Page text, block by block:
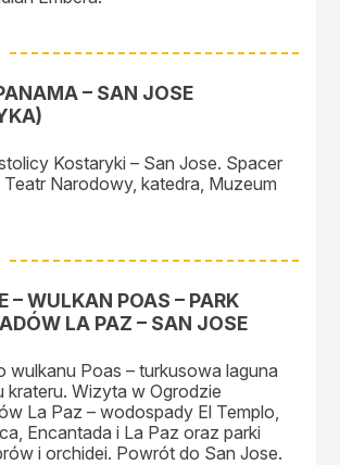
– SAN JOSE
Kostaryki – San Jose. Spacer
Teatr Narodowy, katedra, Muzeum
– WULKAN POAS – PARK
LA PAZ – SAN JOSE
wulkanu Poas – turkusowa laguna
krateru. Wizyta w Ogrodzie
La Paz – wodospady El Templo,
Encantada i La Paz oraz parki
i orchidei. Powrót do San Jose.